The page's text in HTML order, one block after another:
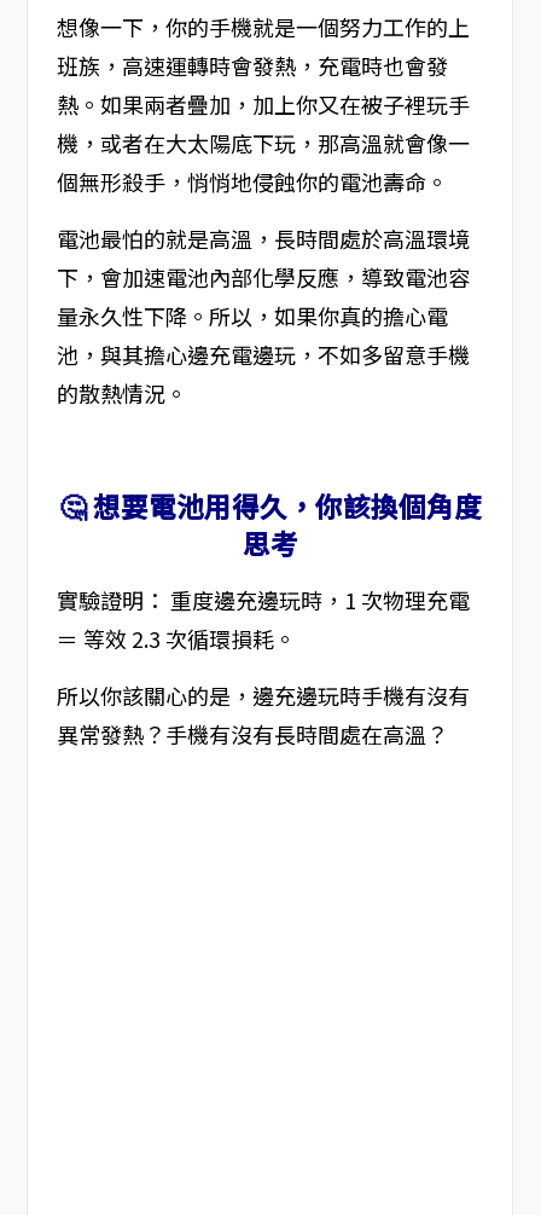
想像一下，你的手機就是一個努力工作的上
班族，高速運轉時會發熱，充電時也會發
熱。如果兩者疊加，加上你又在被子裡玩手
機，或者在大太陽底下玩，那高溫就會像一
個無形殺手，悄悄地侵蝕你的電池壽命。
電池最怕的就是高溫，長時間處於高溫環境
下，會加速電池內部化學反應，導致電池容
量永久性下降。所以，如果你真的擔心電
池，與其擔心邊充電邊玩，不如多留意手機
的散熱情況。
🤔 想要電池用得久，你該換個角度
思考
實驗證明： 重度邊充邊玩時，1 次物理充電
＝ 等效 2.3 次循環損耗。
所以你該關心的是，邊充邊玩時手機有沒有
異常發熱？手機有沒有長時間處在高溫？